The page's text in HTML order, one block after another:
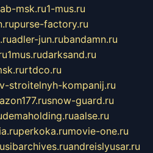
msk.ru1-mus.ru
purse-factory.ru
adler-jun.rubandamn.ru
1mus.rudarksand.ru
rtdco.ru
stroitelnyh-kompanij.ru
snow-guard.ru
demaholding.ruaalse.ru
perkoka.rumovie-one.ru
sibarchives.ruandreislyusar.ru